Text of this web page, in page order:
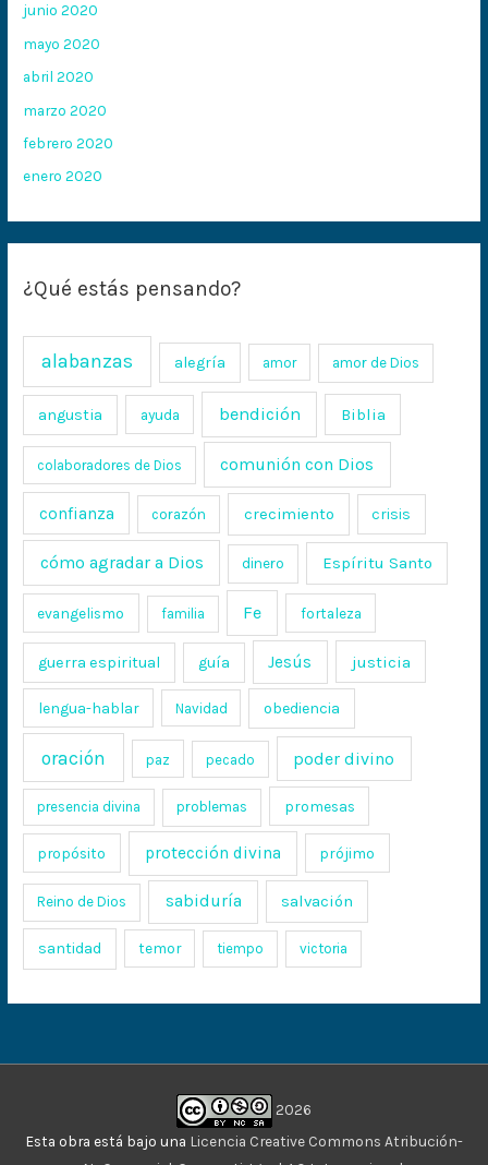
junio 2020
mayo 2020
abril 2020
marzo 2020
febrero 2020
enero 2020
¿Qué estás pensando?
alabanzas alegría amor amor de Dios
angustia ayuda bendición Biblia
colaboradores de Dios comunión con Dios
confianza corazón crecimiento crisis
cómo agradar a Dios dinero Espíritu Santo
evangelismo familia Fe fortaleza
guerra espiritual guía Jesús justicia
lengua-hablar Navidad obediencia
oración paz pecado poder divino
presencia divina problemas promesas
propósito protección divina prójimo
Reino de Dios sabiduría salvación
santidad temor tiempo victoria
2026
Esta obra está bajo una Licencia Creative Commons Atribución-